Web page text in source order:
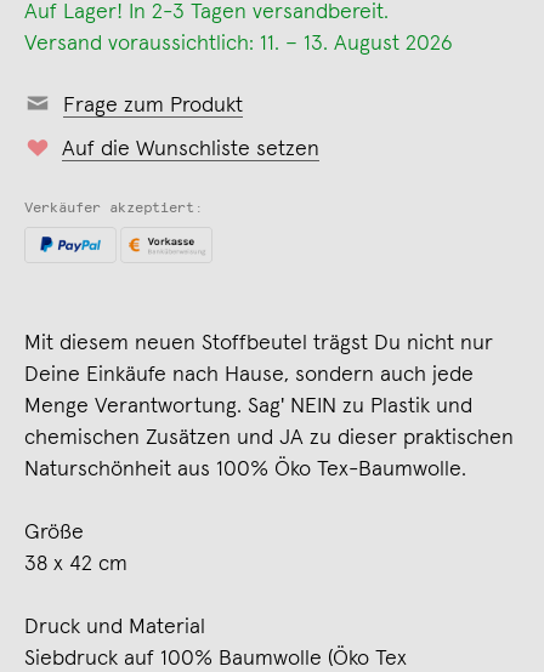
Auf Lager! In 2-3 Tagen versandbereit.
Versand voraussichtlich: 11. – 13. August 2026
Frage zum Produkt
Auf die Wunschliste setzen
Verkäufer akzeptiert:
Mit diesem neuen Stoffbeutel trägst Du nicht nur
Deine Einkäufe nach Hause, sondern auch jede
Menge Verantwortung. Sag' NEIN zu Plastik und
chemischen Zusätzen und JA zu dieser praktischen
Naturschönheit aus 100% Öko Tex-Baumwolle.
Größe
38 x 42 cm
Druck und Material
Siebdruck auf 100% Baumwolle (Öko Tex